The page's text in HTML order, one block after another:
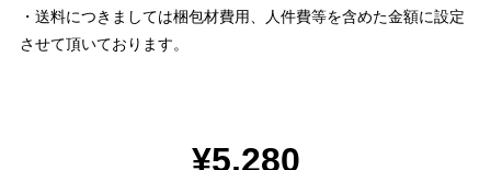
・送料につきましては梱包材費用、人件費等を含めた金額に設定
させて頂いております。
¥5,280